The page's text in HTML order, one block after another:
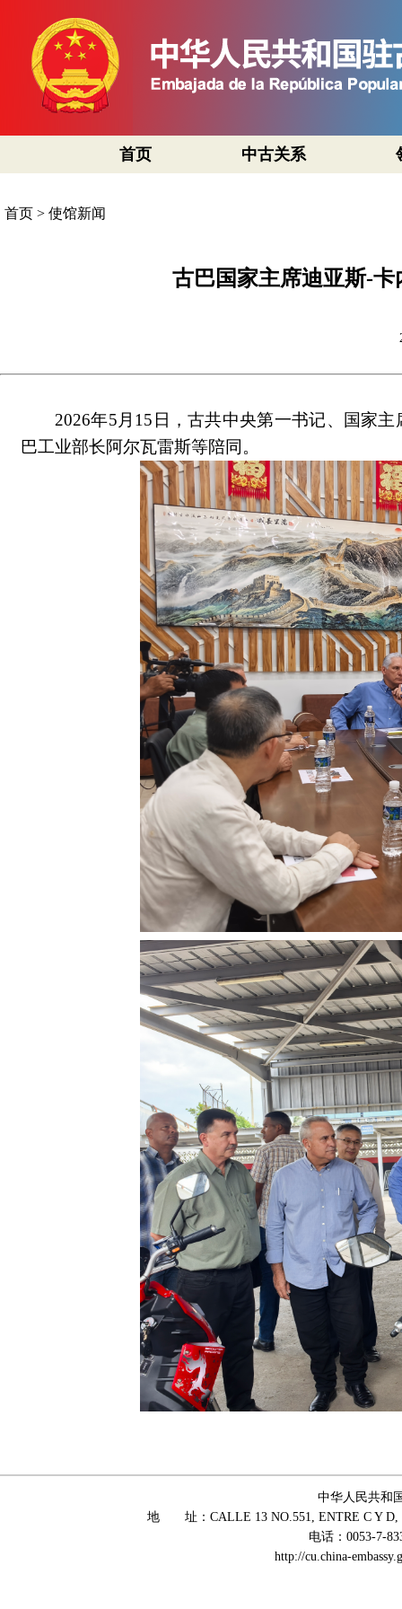
首页 中古关系
首页 > 使馆新闻
古巴国家主席迪亚斯-
2026年5月15日，古共中央第一书记、国家
巴工业部长阿尔瓦雷斯等陪同。
中华人民共和
地 址：CALLE 13 NO.551, ENTRE C Y D,
电话：0053-7-
http://cu.china-